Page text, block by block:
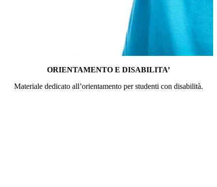
ORIENTAMENTO E DISABILITA’
Materiale dedicato all’orientamento per studenti con disabilità.